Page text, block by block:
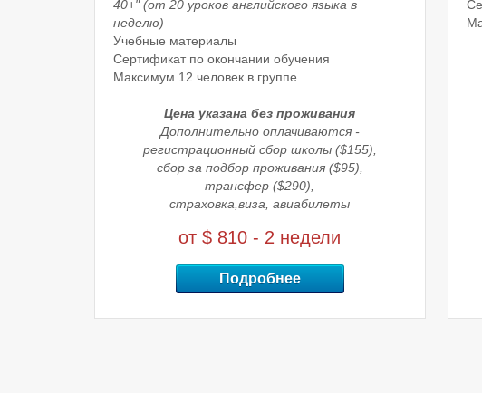
40+"(от 20 уроков английского языка в
неделю)
Учебные материалы
Сертификат по окончании обучения
Максимум 12 человек в группе
Цена указана без проживания
Дополнительно оплачиваются -
регистрационный сбор школы ($155),
сбор за подбор проживания ($95),
трансфер ($290),
страховка,виза, авиабилеты
от $ 810 - 2 недели
Подробнее